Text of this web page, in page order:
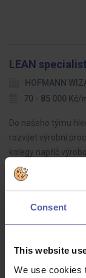
Consent
This website
We use cookies
LEAN
HOFMANN
70 - 85 000 Kč/
Do našeho týmu
rozvíjet výrobní
kolegy napříč
dotahovat…
HOFMANN
35 - 39 000 Kč/